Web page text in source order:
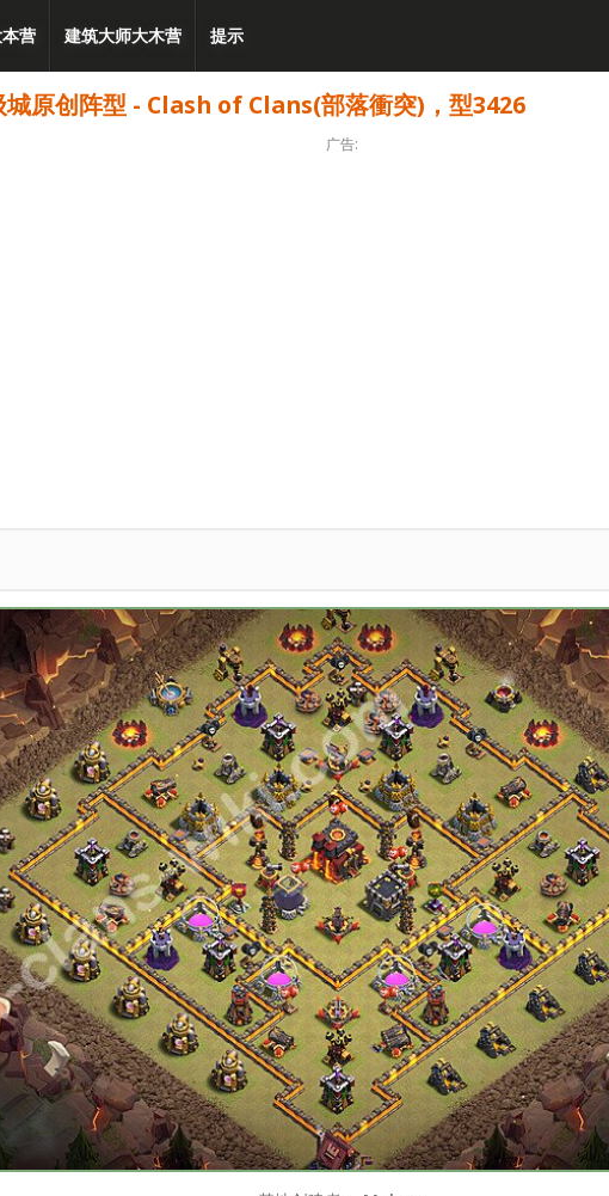
营 建筑大师大木营 提示
原创阵型 - Clash of Clans(部落衝突)，型3426
广告: